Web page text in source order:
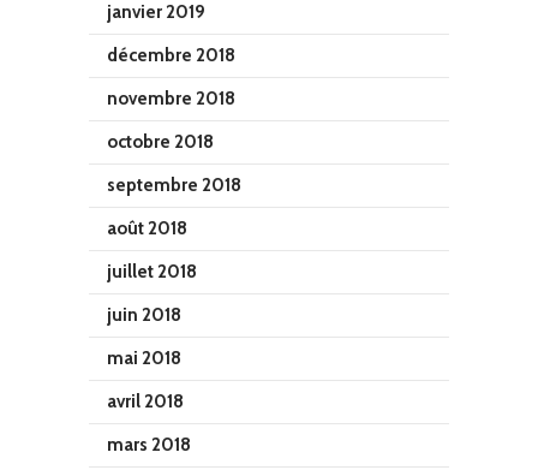
janvier 2019
décembre 2018
novembre 2018
octobre 2018
septembre 2018
août 2018
juillet 2018
juin 2018
mai 2018
avril 2018
mars 2018